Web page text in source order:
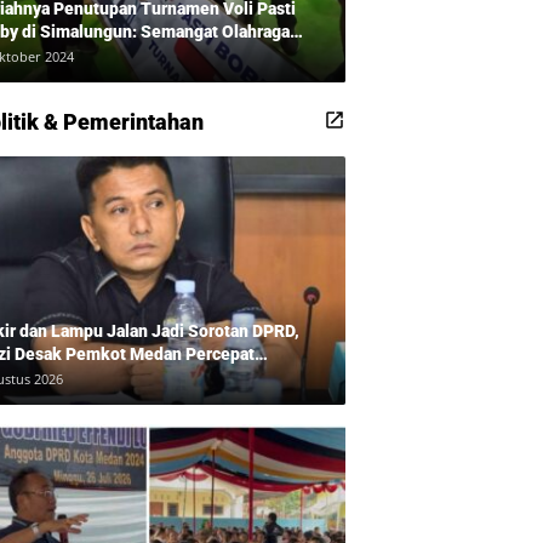
Penutupan Turnamen Voli Pasti
di Simalungun: Semangat Olahraga
Masyarakat Sehat Bersama Erwan
dan Ribuan Penonton!
2024
& Pemerintahan
dan Lampu Jalan Jadi Sorotan DPRD,
Desak Pemkot Medan Percepat
2026